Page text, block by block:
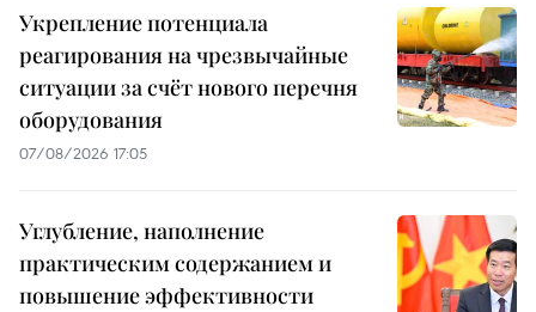
Укрепление потенциала
реагирования на чрезвычайные
ситуации за счёт нового перечня
оборудования
07/08/2026 17:05
Углубление, наполнение
практическим содержанием и
повышение эффективности